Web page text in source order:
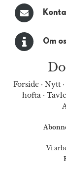
Om
Forside · Nytt ·
hofta· Tavle
Vi